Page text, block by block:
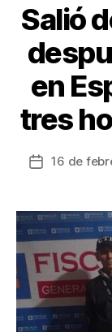
Salió
en
tres
Fecha
entrada
16 de